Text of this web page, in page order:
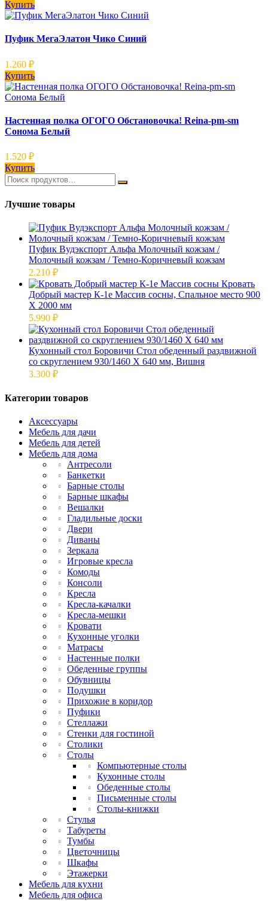
Купить
Пуфик МегаЭлатон Чико Синий
1.260 ₽
Купить
Настенная полка ОГОГО Обстановочка! Reina-pm-sm
Сонома Белый
1.520 ₽
Купить
Лучшие товары
Пуфик Вудэкспорт Альфа Молочный кожзам /
Молочный кожзам / Темно-Коричневый кожзам
2.210 ₽
Кровать
Добрый мастер К-1е Массив сосны, Спальное место 900
Х 2000 мм
5.990 ₽
Кухонный стол Боровичи Стол обеденный раздвижной
со скруглением 930/1460 Х 640 мм, Вишня
3.300 ₽
Категории товаров
Аксессуары
Мебель для дачи
Мебель для детей
Мебель для дома
Антресоли
Банкетки
Барные столы
Барные шкафы
Вешалки
Гладильные доски
Двери
Диваны
Зеркала
Игровые кресла
Комоды
Консоли
Кресла
Кресла-качалки
Кресла-мешки
Кровати
Кухонные уголки
Матрасы
Настенные полки
Обеденные группы
Обувницы
Подушки
Прихожие в коридор
Пуфики
Стеллажи
Стенки для гостиной
Столики
Столы
Компьютерные столы
Кухонные столы
Обеденные столы
Письменные столы
Столы-книжки
Стулья
Табуреты
Тумбы
Цветочницы
Шкафы
Этажерки
Мебель для кухни
Мебель для офиса